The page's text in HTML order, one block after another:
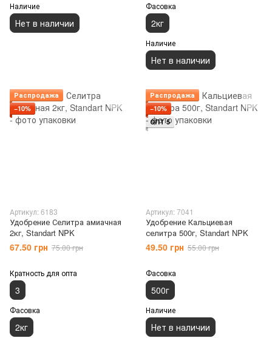
Наличие
Нет в наличии
Фасовка
2кг
Наличие
Нет в наличии
Распродажа
−10%
Артикул: 6183
Удобрение Селитра амиачная
2кг, Standart NPK
67.50 грн 75.00 грн
Кратность для опта
3
Фасовка
2кг
Распродажа
−10%
ОПТ 5
Артикул: 7041
Удобрение Кальциевая
селитра 500г, Standart NPK
49.50 грн 55.00 грн
Фасовка
500г
Наличие
Нет в наличии